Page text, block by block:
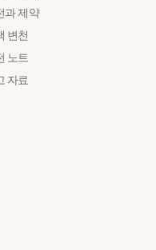
과 제약
변천
노트
자료